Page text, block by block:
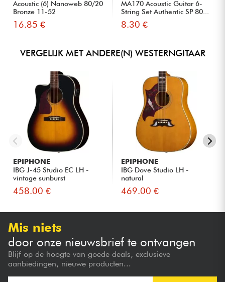
Acoustic (6) Nanoweb 80/20
Bronze 11-52
16.85 €
MA170 Acoustic Guitar 6-
String Set Authentic SP 80...
8.30 €
VERGELIJK MET ANDERE(N) WESTERNGITAAR
EPIPHONE
IBG J-45 Studio EC LH -
vintage sunburst
458.00 €
EPIPHONE
IBG Dove Studio LH -
natural
469.00 €
Mis niets
door onze nieuwsbrief te ontvangen
Blijf op de hoogte van goede deals, exclusieve
aanbiedingen, nieuwe producten...